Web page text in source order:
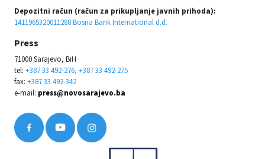
Depozitni račun (račun za prikupljanje javnih prihoda):
1411965320011288 Bosna Bank International d.d.
Press
71000 Sarajevo, BiH
tel: +387 33 492-276, +387 33 492-275
fax: +387 33 492-342
e-mail: press@novosarajevo.ba